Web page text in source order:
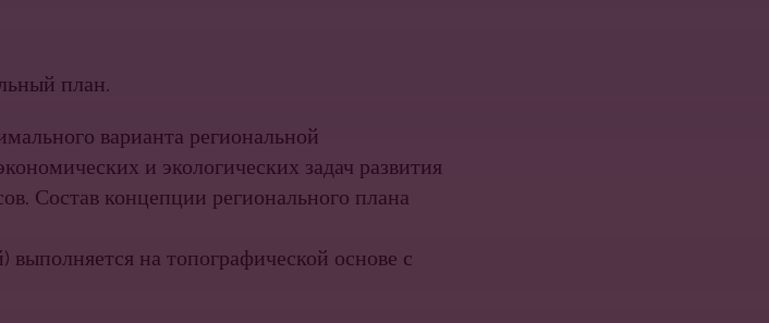
план.
варианта региональ­ной
и экологических задач развития
Состав концеп­ции регионального плана
на топографичес­кой основе с